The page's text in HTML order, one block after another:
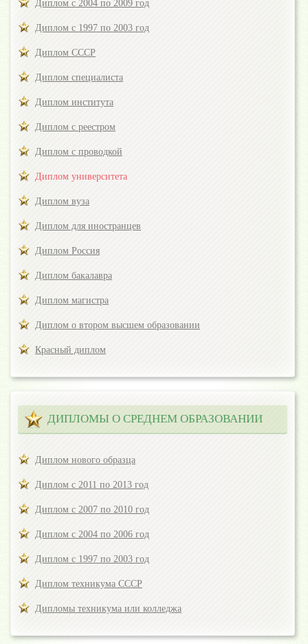
Диплом с 2004 по 2009 год
Диплом с 1997 по 2003 год
Диплом СССР
Диплом специалиста
Диплом института
Диплом с реестром
Диплом с проводкой
Диплом университета
Диплом вуза
Диплом для иностранцев
Диплом Россия
Диплом бакалавра
Диплом магистра
Диплом о втором высшем образовании
Красный диплом
ДИПЛОМЫ О СРЕДНЕМ ОБРАЗОВАНИИ
Диплом нового образца
Диплом с 2011 по 2013 год
Диплом с 2007 по 2010 год
Диплом с 2004 по 2006 год
Диплом с 1997 по 2003 год
Диплом техникума СССР
Дипломы техникума или колледжа